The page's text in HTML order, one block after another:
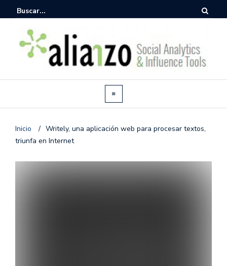
Inicio / Writely, una aplicación web para procesar textos,
triunfa en Internet